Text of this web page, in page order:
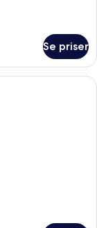
Se priser